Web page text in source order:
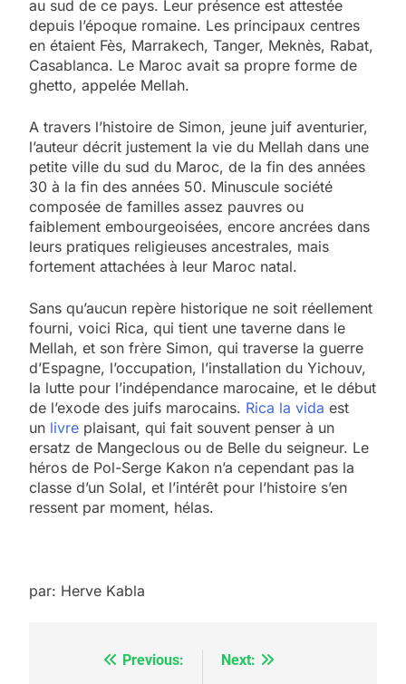
au sud de ce pays. Leur présence est attestée
depuis l’époque romaine. Les principaux centres
en étaient Fès, Marrakech, Tanger, Meknès, Rabat,
Casablanca. Le Maroc avait sa propre forme de
ghetto, appelée Mellah.
A travers l’histoire de Simon, jeune juif aventurier,
l’auteur décrit justement la vie du Mellah dans une
petite ville du sud du Maroc, de la fin des années
30 à la fin des années 50. Minuscule société
composée de familles assez pauvres ou
faiblement embourgeoisées, encore ancrées dans
leurs pratiques religieuses ancestrales, mais
fortement attachées à leur Maroc natal.
Sans qu’aucun repère historique ne soit réellement
fourni, voici Rica, qui tient une taverne dans le
Mellah, et son frère Simon, qui traverse la guerre
d’Espagne, l’occupation, l’installation du Yichouv,
la lutte pour l’indépendance marocaine, et le début
de l’exode des juifs marocains. Rica la vida est
un livre plaisant, qui fait souvent penser à un
ersatz de Mangeclous ou de Belle du seigneur. Le
héros de Pol-Serge Kakon n’a cependant pas la
classe d’un Solal, et l’intérêt pour l’histoire s’en
ressent par moment, hélas.
par: Herve Kabla
NavigationPrevious: Next:
l’antisémitisme